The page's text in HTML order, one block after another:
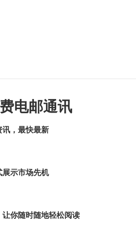
电邮通讯
讯，最快最新
展示市场先机
让你随时随地轻松阅读